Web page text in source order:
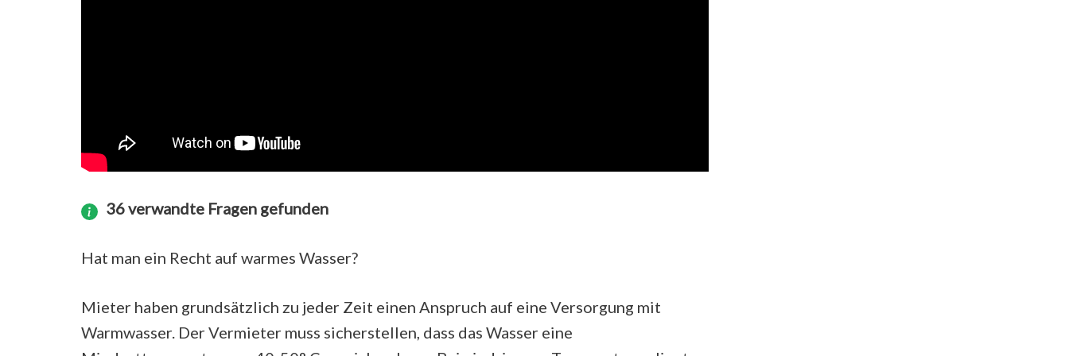
36 verwandte Fragen gefunden
Hat man ein Recht auf warmes Wasser?
Mieter haben grundsätzlich zu jeder Zeit einen Anspruch auf eine Versorgung mit
Warmwasser. Der Vermieter muss sicherstellen, dass das Wasser eine